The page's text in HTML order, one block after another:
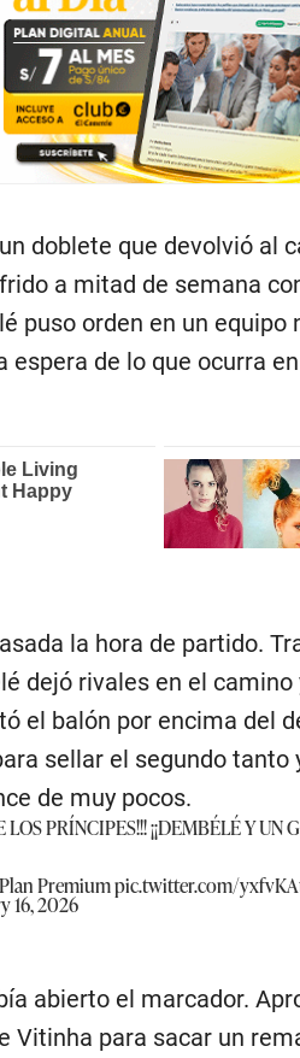
doblete que devolvió al
a mitad de semana
puso orden en un
espera de lo que ocurra
la hora de partido.
dejó rivales en el
el balón por encima del
sellar el segundo tanto
de muy pocos.
LOS PRÍNCIPES!!! ¡¡DEMBÉLÉ Y
Premiumpic.twitter.com/
16, 2026
abierto el marcador.
Vitinha para sacar un